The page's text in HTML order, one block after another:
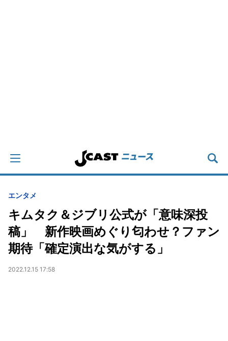
エンタメ
キムタク＆ジブリ公式が「意味深投
稿」 新作映画めぐり匂わせ？ファン
期待「確定演出な気がする」
2022.12.15 17:58